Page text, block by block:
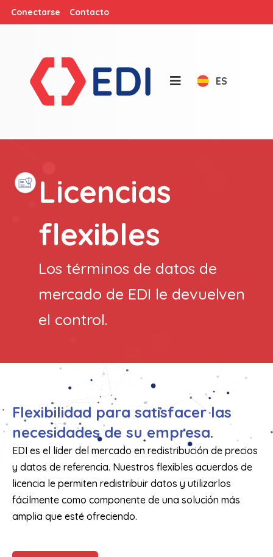
Conectarse Contacto
ES
Licencias
flexibles
Los términos de datos de
mercado de EDI le devuelven
el control.
Flexibilidad para satisfacer las
necesidades de su empresa.
EDI es el líder del mercado en redistribución de precios
y datos de referencia. Nuestros flexibles acuerdos de
licencia le permiten redistribuir datos y utilizarlos
fácilmente como componente de una solución más
amplia que esté ofreciendo.